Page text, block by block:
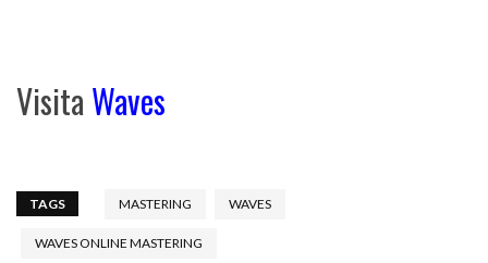
Visita Waves
TAGS MASTERING WAVES
WAVES ONLINE MASTERING